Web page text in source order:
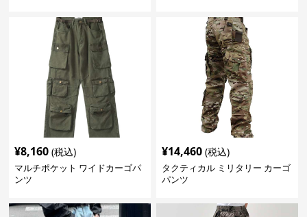
¥8,160 (税込)
マルチポケット ワイドカーゴパ
ンツ
¥14,460 (税込)
タクティカル ミリタリー カーゴ
パンツ